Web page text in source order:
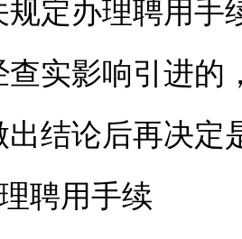
规定办理聘用
查实影响引进的
出结论后再决定
用手续